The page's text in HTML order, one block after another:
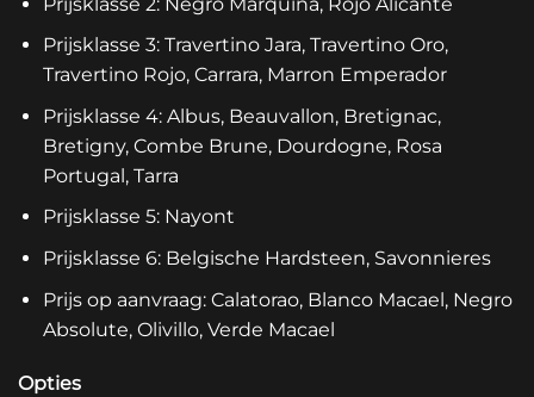
Prijsklasse 3: Travertino Jara, Travertino Oro,
Travertino Rojo, Carrara, Marron Emperador
Prijsklasse 4: Albus, Beauvallon, Bretignac,
Bretigny, Combe Brune, Dourdogne, Rosa
Portugal, Tarra
Prijsklasse 5: Nayont
Prijsklasse 6: Belgische Hardsteen, Savonnieres
Prijs op aanvraag: Calatorao, Blanco Macael, Negro
Absolute, Olivillo, Verde Macael
Opties